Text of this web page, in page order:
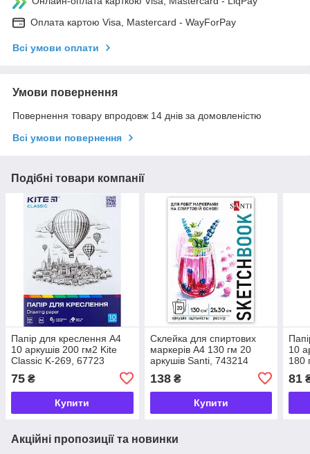
Оплата картою Visa, Mastercard - WayForPay
Всі умови оплати
Умови повернення
Повернення товару впродовж 14 днів за домовленістю
Всі умови повернення
Подібні товари компанії
Папір для креслення А4
10 аркушів 200 гм2 Kite
Classic K-269, 67723
75 ₴
Купити
Склейка для спиртових
маркерів А4 130 гм 20
аркушів Santi, 743214
138₴
Купити
10
180
81
Акційні пропозиції та новинки